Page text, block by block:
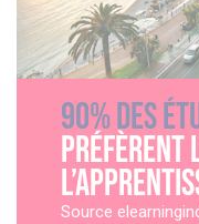
90% des
préfèrent
Source